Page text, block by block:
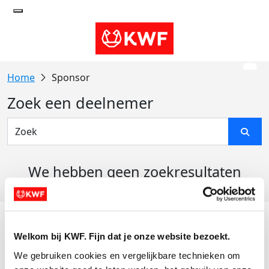
Welkom bij KWF. Fijn dat je onze website bezoekt.
We gebruiken cookies en vergelijkbare technieken om
Sponsor
Zoek een deelnemer
We hebben geen zoekresultaten
Actiematerialen
Evenementen